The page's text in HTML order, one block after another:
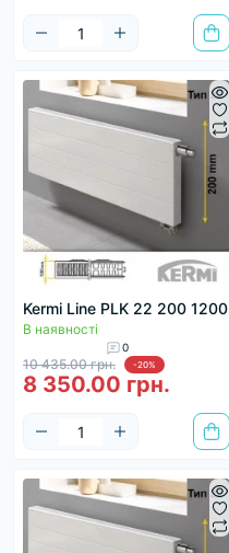
Kermi Line PLK 22 200 1200
В наявності
0
10 435.00 грн. -20%
8 350.00 грн.